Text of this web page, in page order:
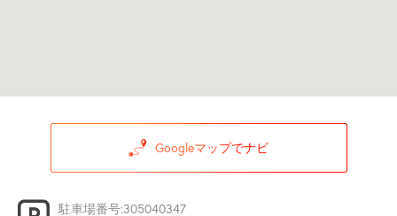
Googleマップでナビ
駐車場番号:305040347